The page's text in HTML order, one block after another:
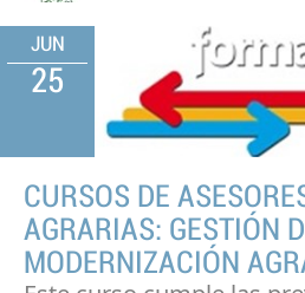
JUN
25
CURSOS DE
AGRARIAS: GESTIÓN
MODERNIZACIÓN